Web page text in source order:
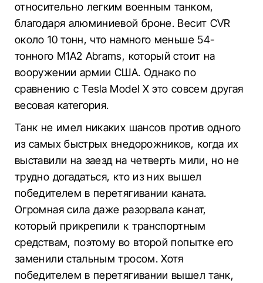
относительно легким военным танком,
благодаря алюминиевой броне. Весит CVR
около 10 тонн, что намного меньше 54-
тонного M1A2 Abrams, который стоит на
вооружении армии США. Однако по
сравнению с Tesla Model X это совсем другая
весовая категория.
Танк не имел никаких шансов против одного
из самых быстрых внедорожников, когда их
выставили на заезд на четверть мили, но не
трудно догадаться, кто из них вышел
победителем в перетягивании каната.
Огромная сила даже разорвала канат,
который прикрепили к транспортным
средствам, поэтому во второй попытке его
заменили стальным тросом. Хотя
победителем в перетягивании вышел танк,